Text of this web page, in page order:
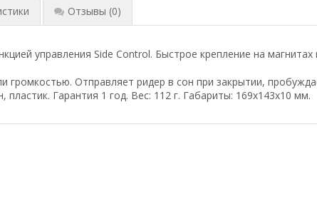
Отзывы (0)
управления Side Control. Быстрое крепление на
громкостью. Отправляет ридер в сон при закрытии,
пластик. Гарантия 1 год. Вес: 112 г. Габариты: 169х143х10 мм.